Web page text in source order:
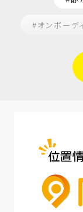
#オンボーデ
#人材定着
#魅力の
#採用
#採用ピッチ